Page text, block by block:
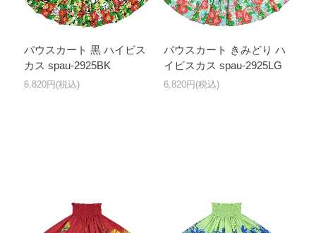
パウスカート 黒 ハイビス
カス spau-2925BK
6,820円(税込)
パウスカート きみどり ハ
イビスカス spau-2925LG
6,820円(税込)